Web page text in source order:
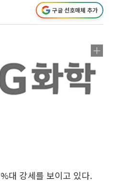
구글 선호매체 추가
대 강세를 보이고 있다.